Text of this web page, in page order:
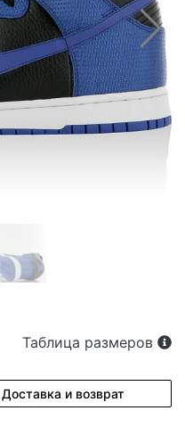
Таблица размеров
Доставка и возврат